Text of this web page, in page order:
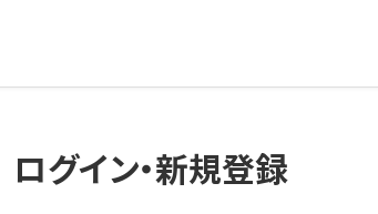
ログイン・新規登録